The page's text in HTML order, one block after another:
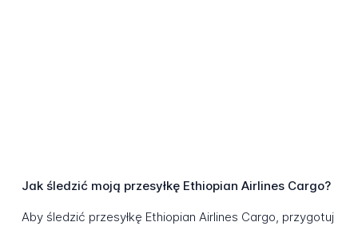
Jak śledzić moją przesyłkę Ethiopian Airlines Cargo?
Aby śledzić przesyłkę Ethiopian Airlines Cargo, przygotuj